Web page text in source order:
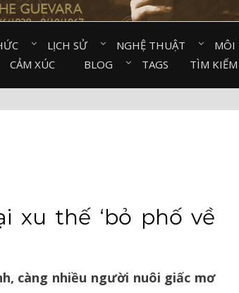
LỊCH SỬ⠀ NGHỆ THUẬT⠀ MÔI
CẢM XÚC⠀ BLOG⠀ TAGS TÌM KIẾM
xu thế ‘bỏ phố về
càng nhiều người nuôi giấc mơ